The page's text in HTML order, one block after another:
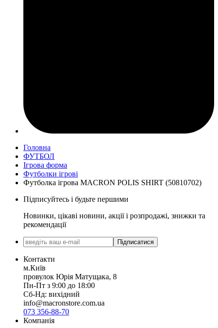
Головна
ФУТБОЛ
Ігрова форма
Футболки ігрові
Футболка ігрова MACRON POLIS SHIRT (50810702)
Підписуйтесь і будьте першими
Новинки, цікаві новини, акції і розпродажі, знижки та
рекомендації
Підписатися
Контакти
м.Київ
провулок Юрія Матущака, 8
Пн-Пт з 9:00 до 18:00
Сб-Нд: вихідний
info@macronstore.com.ua
073 356-88-70
Компанія